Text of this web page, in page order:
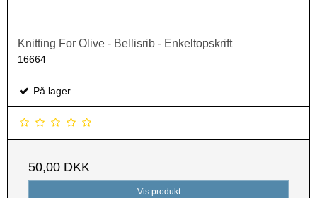
Knitting For Olive - Bellisrib - Enkeltopskrift
16664
På lager
50,00 DKK
Vis produkt